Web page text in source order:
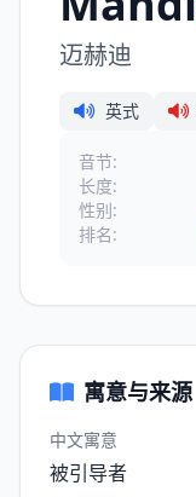
迈赫迪
英式
音节:
长度:
性别:
排名:
寓意与来源
中文寓意
被引导者